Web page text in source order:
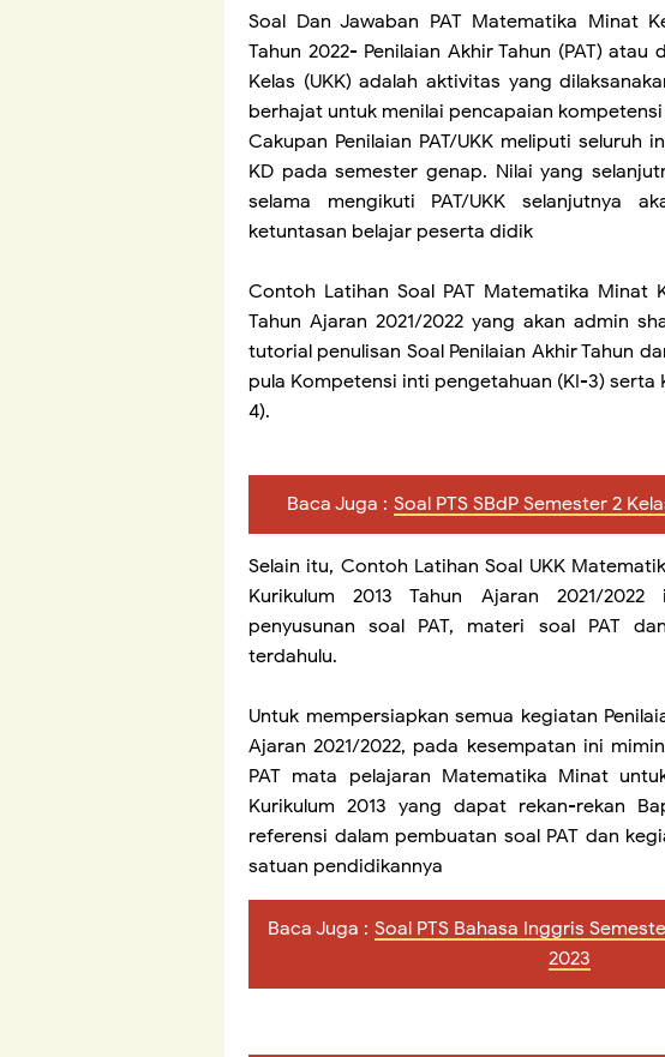
Soal Dan Jawaban PAT Matematika Minat
Tahun 2022- Penilaian Akhir Tahun (PAT) atau
Kelas (UKK) adalah aktivitas yang
berhajat untuk menilai pencapaian
Cakupan Penilaian PAT/UKK meliputi seluruh
KD pada semester genap. Nilai yang
selama mengikuti PAT/UKK selanjutnya
ketuntasan belajar peserta didik
Contoh Latihan Soal PAT Matematika Minat
Tahun Ajaran 2021/2022 yang akan admin
tutorial penulisan Soal Penilaian Akhir Tahun
pula Kompetensi inti pengetahuan (KI-3)
4).
Baca Juga : Soal PTS SBdP Semester 2
Selain itu, Contoh Latihan Soal UKK
Kurikulum 2013 Tahun Ajaran 2021/
penyusunan soal PAT, materi soal PAT
terdahulu.
Untuk mempersiapkan semua kegiatan
Ajaran 2021/2022, pada kesempatan ini
PAT mata pelajaran Matematika Minat
Kurikulum 2013 yang dapat rekan-rekan
referensi dalam pembuatan soal PAT dan
satuan pendidikannya
Baca Juga : Soal PTS Bahasa Inggris
2023